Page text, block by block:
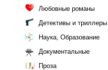
Любовные романы
Детективы и триллеры
Наука, Образование
Документальные
Проза